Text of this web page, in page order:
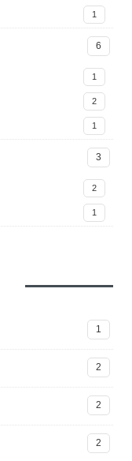
1
6
1
2
1
3
2
1
1
2
2
2